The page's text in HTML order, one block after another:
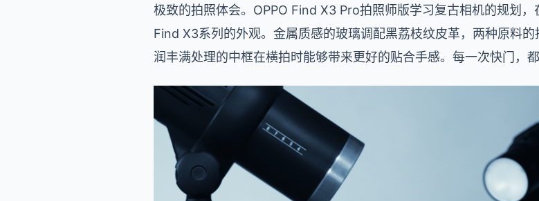
极致的拍照体会。OPPO Find X3 Pro拍照师版学习复古相机的规划，
Find X3系列的外观。金属质感的玻璃调配黑荔枝纹皮革，两种原料
润丰满处理的中框在横拍时能够带来更好的贴合手感。每一次快门，